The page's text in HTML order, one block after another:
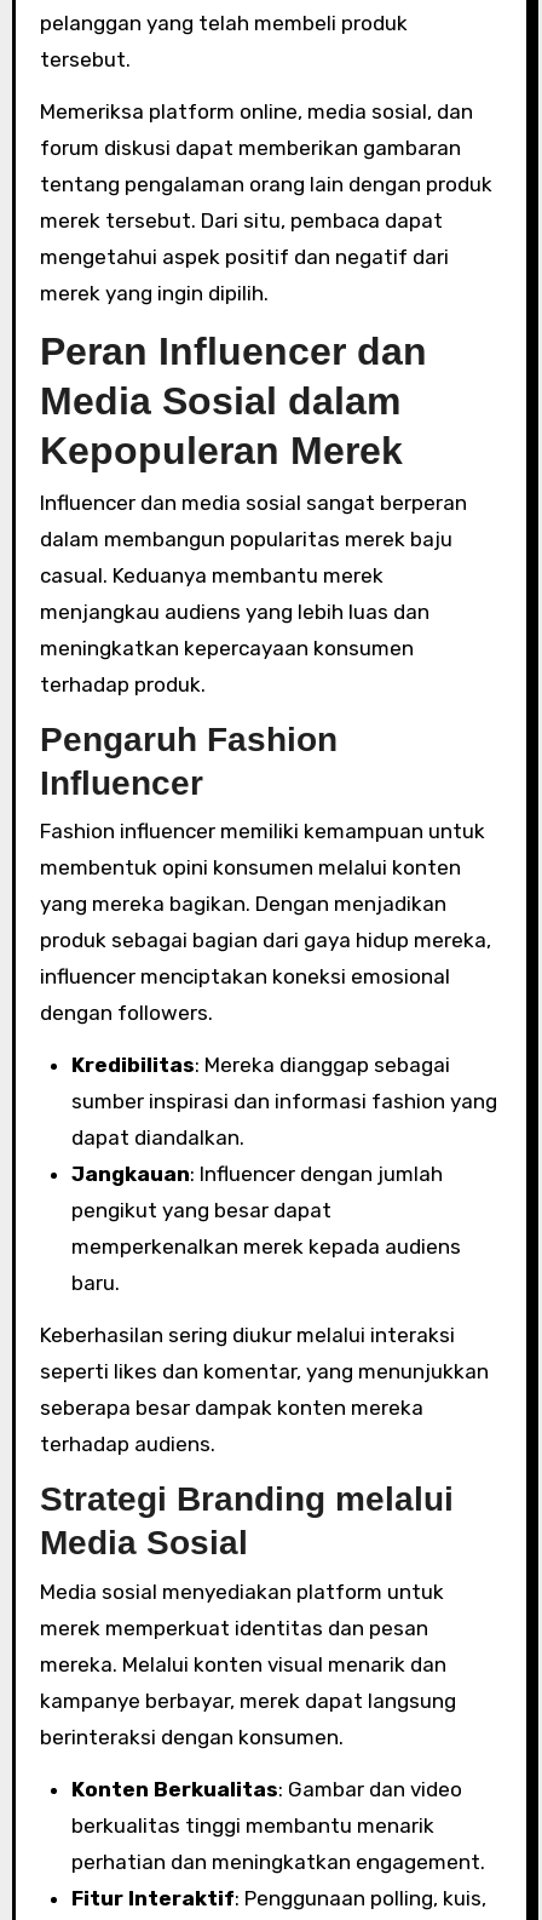
pelanggan yang telah membeli produk
tersebut.
Memeriksa platform online, media sosial, dan
forum diskusi dapat memberikan gambaran
tentang pengalaman orang lain dengan produk
merek tersebut. Dari situ, pembaca dapat
mengetahui aspek positif dan negatif dari
merek yang ingin dipilih.
Peran Influencer dan
Media Sosial dalam
Kepopuleran Merek
Influencer dan media sosial sangat berperan
dalam membangun popularitas merek baju
casual. Keduanya membantu merek
menjangkau audiens yang lebih luas dan
meningkatkan kepercayaan konsumen
terhadap produk.
Pengaruh Fashion
Influencer
Fashion influencer memiliki kemampuan untuk
membentuk opini konsumen melalui konten
yang mereka bagikan. Dengan menjadikan
produk sebagai bagian dari gaya hidup mereka,
influencer menciptakan koneksi emosional
dengan followers.
Kredibilitas: Mereka dianggap sebagai
sumber inspirasi dan informasi fashion yang
dapat diandalkan.
Jangkauan: Influencer dengan jumlah
pengikut yang besar dapat
memperkenalkan merek kepada audiens
baru.
Keberhasilan sering diukur melalui interaksi
seperti likes dan komentar, yang menunjukkan
seberapa besar dampak konten mereka
terhadap audiens.
Strategi Branding melalui
Media Sosial
Media sosial menyediakan platform untuk
merek memperkuat identitas dan pesan
mereka. Melalui konten visual menarik dan
kampanye berbayar, merek dapat langsung
berinteraksi dengan konsumen.
Konten Berkualitas: Gambar dan video
berkualitas tinggi membantu menarik
perhatian dan meningkatkan engagement.
Fitur Interaktif: Penggunaan polling, kuis,